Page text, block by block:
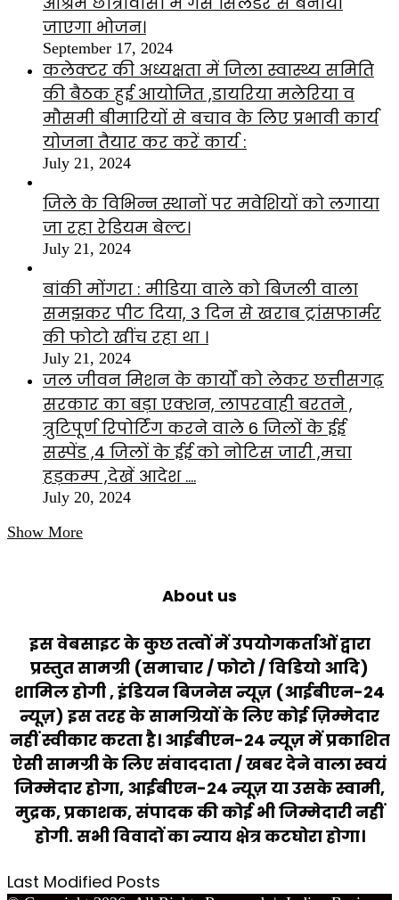
जाएगा भोजन।
September 17, 2024
कलेक्टर की अध्यक्षता में जिला स्वास्थ्य समिति
की बैठक हुई आयोजित ,डायरिया मलेरिया व
मौसमी बीमारियों से बचाव के लिए प्रभावी कार्य
योजना तैयार कर करें कार्य :
July 21, 2024
जिले के विभिन्न स्थानों पर मवेशियों को लगाया
जा रहा रेडियम बेल्ट।
July 21, 2024
बांकी मोंगरा : मीडिया वाले को बिजली वाला
समझकर पीट दिया, 3 दिन से खराब ट्रांसफार्मर
की फोटो खींच रहा था ।
July 21, 2024
जल जीवन मिशन के कार्यों को लेकर छत्तीसगढ़
सरकार का बड़ा एक्शन, लापरवाही बरतने ,
त्रुटिपूर्ण रिपोर्टिंग करने वाले 6 जिलों के ईई
सस्पेंड ,4 जिलों के ईई को नोटिस जारी ,मचा
हड़कम्प ,देखें आदेश ….
July 20, 2024
Show More
About us
इस वेबसाइट के कुछ तत्वों में उपयोगकर्ताओं द्वारा
प्रस्तुत सामग्री (समाचार / फोटो / विडियो आदि)
शामिल होगी , इंडियन बिजनेस न्यूज़ (आईबीएन-24
न्यूज़) इस तरह के सामग्रियों के लिए कोई ज़िम्मेदार
नहीं स्वीकार करता है। आईबीएन-24 न्यूज़ में प्रकाशित
ऐसी सामग्री के लिए संवाददाता / खबर देने वाला स्वयं
जिम्मेदार होगा, आईबीएन-24 न्यूज़ या उसके स्वामी,
मुद्रक, प्रकाशक, संपादक की कोई भी जिम्मेदारी नहीं
होगी. सभी विवादों का न्याय क्षेत्र कटघोरा होगा।
Last Modified Posts